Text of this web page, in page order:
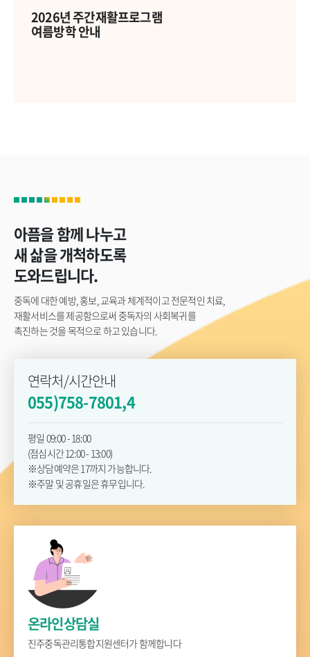
2026년 주간재활프로그램
여름방학 안내
아픔을 함께 나누고
새 삶을 개척하도록
도와드립니다.
중독에 대한 예방, 홍보, 교육과 체계적이고 전문적인 치료,
재활서비스를 제공함으로써 중독자의 사회복귀를
촉진하는 것을 목적으로 하고 있습니다.
연락처/시간안내
055)758-7801,4
평일 09:00 - 18:00
(점심시간 12:00 - 13:00)
※상담예약은 17까지 가능합니다.
※주말 및 공휴일은 휴무입니다.
온라인상담실
진주중독관리통합지원센터가 함께합니다